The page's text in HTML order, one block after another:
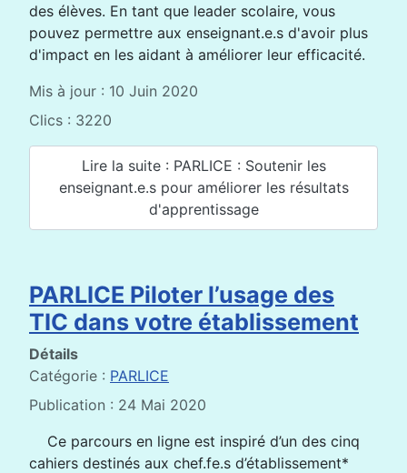
des élèves. En tant que leader scolaire, vous
pouvez permettre aux enseignant.e.s d'avoir plus
d'impact en les aidant à améliorer leur efficacité.
Mis à jour : 10 Juin 2020
Clics : 3220
Lire la suite : PARLICE : Soutenir les
enseignant.e.s pour améliorer les résultats
d'apprentissage
PARLICE Piloter l’usage des
TIC dans votre établissement
Détails
Catégorie : PARLICE
Publication : 24 Mai 2020
Ce parcours en ligne est inspiré d’un des cinq
cahiers destinés aux chef.fe.s d’établissement*